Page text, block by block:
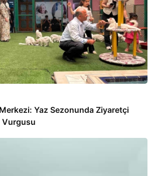
Yaz Sezonunda Ziyaretçi
Vurgusu